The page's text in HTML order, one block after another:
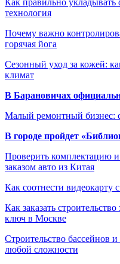
технология
Почему важно
горячая йога
Сезонный уход за кожей:
климат
В Барановичах
Малый ремонтный бизнес:
В городе пройдет
Проверить комплектацию и
заказом авто из Китая
Как соотнести видеокарту
Как заказать
ключ в Москве
Строительство бассейнов
любой сложности